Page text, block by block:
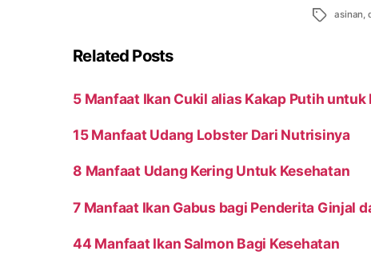
Tags asinan,
Related Posts
5 Manfaat Ikan Cukil alias Kakap Putih untuk
15 Manfaat Udang Lobster Dari Nutrisinya
8 Manfaat Udang Kering Untuk Kesehatan
7 Manfaat Ikan Gabus bagi Penderita Ginjal
44 Manfaat Ikan Salmon Bagi Kesehatan